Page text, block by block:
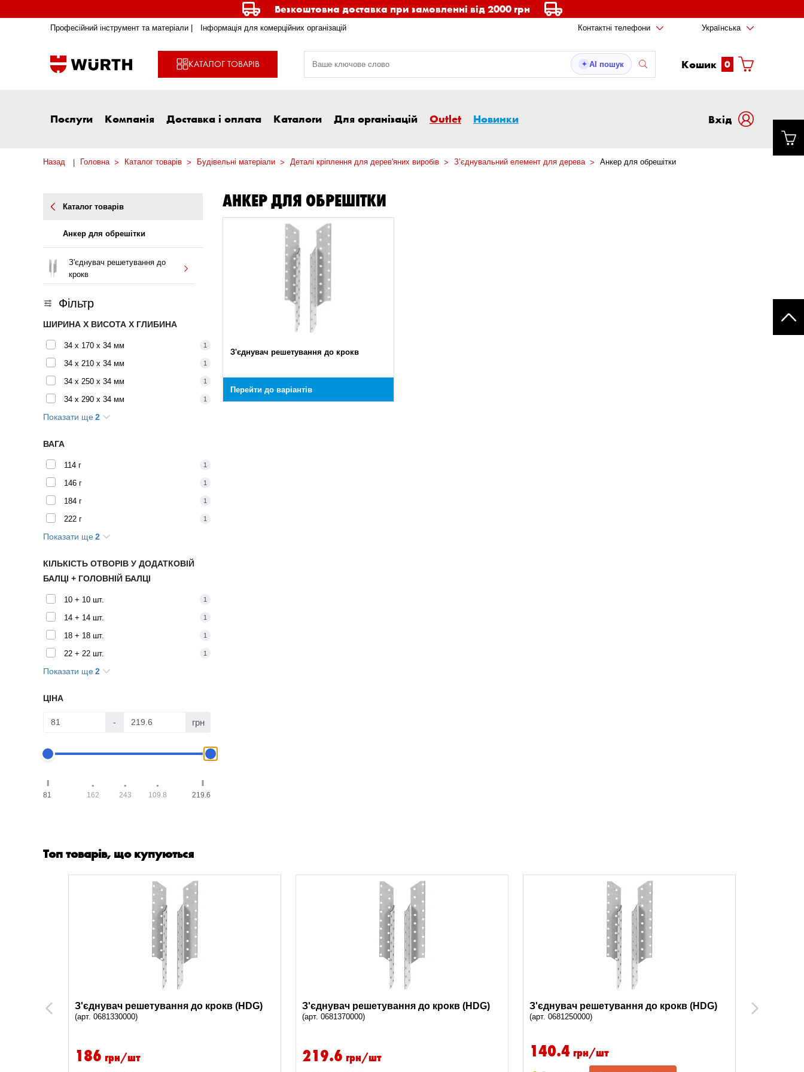
Безкоштовна доставка при замовленні від 2000 грн
Професійний інструмент та матеріали | Інформація для комерційних організацій Контактні телефони Українська
КАТАЛОГ ТОВАРІВ ✦ AI пошук Кошик 0
Послуги Компанія Доставка і оплата Каталоги Для організацій Outlet Новинки Вxід
Назад Головна Каталог товарів Будівельні матеріали Деталі кріплення для дерев'яних виробів З’єднувальний елемент для дерева Анкер для обрешітки
Каталог товарів
Анкер для обрешітки
З'єднувач решетування до
крокв
Фільтр
ШИРИНА X ВИСОТА X ГЛИБИНА
34 x 170 x 34 мм 1
34 x 210 x 34 мм 1
34 x 250 x 34 мм 1
34 x 290 x 34 мм 1
34 x 330 x 34 мм
Показати ще2
ВАГА
114 г 1
146 г 1
184 г 1
222 г 1
265 г
Показати ще2
КІЛЬКІСТЬ ОТВОРІВ У ДОДАТКОВІЙ
БАЛЦІ + ГОЛОВНІЙ БАЛЦІ
10 + 10 шт. 1
14 + 14 шт. 1
18 + 18 шт. 1
22 + 22 шт. 1
26 + 26 шт.
Показати ще2
ЦІНА
- грн
81 162 243 109.8 219.6
АНКЕР ДЛЯ ОБРЕШІТКИ
З'єднувач решетування до крокв
Перейти до варіантів
Топ товарів, що купуються
PreviousЗ'єднувач решетування до крокв (HDG)
(арт. 0681330000)
186 грн/шт
З'єднувач решетування до крокв (HDG)
(арт. 0681370000)
219.6 грн/шт
З'єднувач решетування до крокв (HDG)
(арт. 0681250000)
140.4 грн/шт
Next